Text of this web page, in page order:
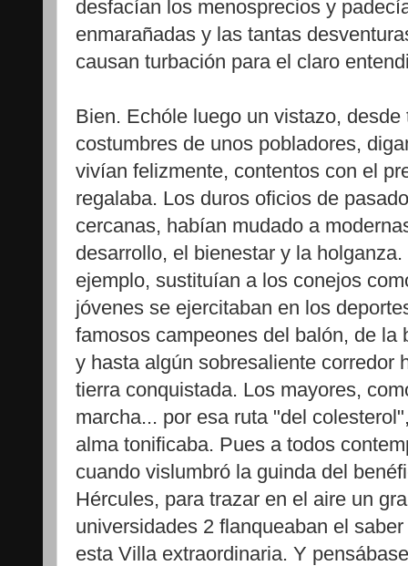
desfacían los menosprecios y
enmarañadas y las tantas
causan turbación para el claro
Bien. Echóle luego un vistazo,
costumbres de unos pobladores,
vivían felizmente, contentos con el
regalaba. Los duros oficios de
cercanas, habían mudado a
desarrollo, el bienestar y la
ejemplo, sustituían a los conejos
jóvenes se ejercitaban en los
famosos campeones del balón, de la
y hasta algún sobresaliente corredor
tierra conquistada. Los mayores,
marcha... por esa ruta "del
alma tonificaba. Pues a todos
cuando vislumbró la guinda del
Hércules, para trazar en el aire un
universidades 2 flanqueaban el
esta Villa extraordinaria. Y